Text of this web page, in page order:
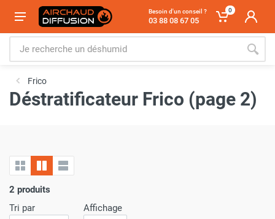
Besoin d'un conseil ?
03 88 08 67 05
0
Frico
Déstratificateur Frico (page 2)
2 produits
Tri par
Affichage